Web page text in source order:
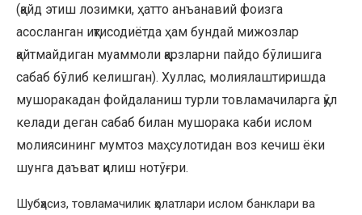
(қайд этиш лозимки, ҳатто анъанавий фоизга
асосланган иқтисодиётда ҳам бундай мижозлар
қайтмайдиган муаммоли қарзларни пайдо бўлишига
сабаб бўлиб келишган). Хуллас, молиялаштиришда
мушоракадан фойдаланиш турли товламачиларга қўл
келади деган сабаб билан мушорака каби ислом
молиясининг мумтоз маҳсулотидан воз кечиш ёки
шунга даъват қилиш нотўғри.
Шубҳасиз, товламачилик ҳолатлари ислом банклари ва